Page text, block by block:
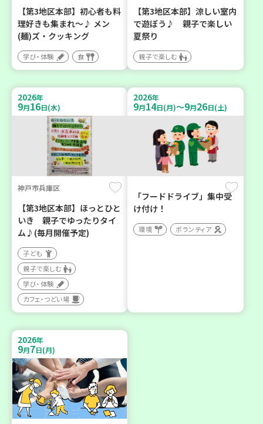
【第3地区本部】初心者も料
理好きも集まれ～♪ メン
(麺)ズ・クッキング
学び・体験 食
【第3地区本部】涼しい室内
で遊ぼう♪ 親子で楽しい
夏祭り
親子で楽しむ
2026年
9月16日(水)
神戸市兵庫区
【第3地区本部】ほっとひと
いき 親子でゆったりタイ
ム♪(毎月開催予定)
子ども
親子で楽しむ
学び・体験
カフェ・つどい場
2026年
9月14日(月)～9月26日(土)
「フードドライブ」集中受
け付け！
環境 ボランティア
2026年
9月7日(月)